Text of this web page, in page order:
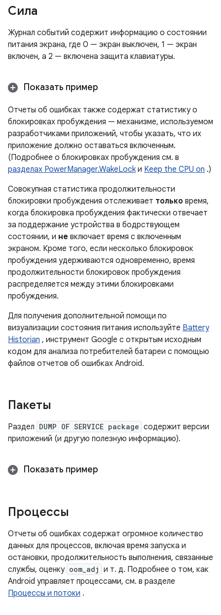
Сила
Журнал событий содержит информацию о состоянии
питания экрана, где 0 — экран выключен, 1 — экран
включен, а 2 — включена защита клавиатуры.
Показать пример
Отчеты об ошибках также содержат статистику о
блокировках пробуждения — механизме, используемом
разработчиками приложений, чтобы указать, что их
приложение должно оставаться включенным.
(Подробнее о блокировках пробуждения см. в
разделах PowerManager.WakeLockи Keep the CPU on .)
Совокупная статистика продолжительности
блокировки пробуждения отслеживает только время,
когда блокировка пробуждения фактически отвечает
за поддержание устройства в бодрствующем
состоянии, и не включает время с включенным
экраном. Кроме того, если несколько блокировок
пробуждения удерживаются одновременно, время
продолжительности блокировок пробуждения
распределяется между этими блокировками
пробуждения.
Для получения дополнительной помощи по
визуализации состояния питания используйте Battery
Historian , инструмент Google с открытым исходным
кодом для анализа потребителей батареи с помощью
файлов отчетов об ошибках Android.
Пакеты
Раздел DUMP OF SERVICE package содержит версии
приложений (и другую полезную информацию).
Показать пример
Процессы
Отчеты об ошибках содержат огромное количество
данных для процессов, включая время запуска и
остановки, продолжительность выполнения, связанные
службы, оценку oom_adj и т. д. Подробнее о том, как
Android управляет процессами, см. в разделе
Процессы и потоки .